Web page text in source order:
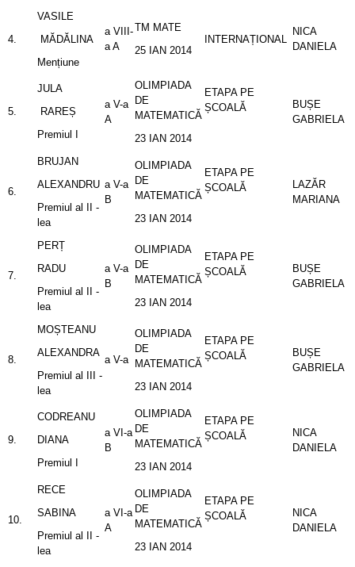
4.
VASILE
MĂDĂLINA
Mențiune
a VIII-
a A
TM MATE
25 IAN 2014
INTERNAȚIONAL
NICA
DANIELA
5.
JULA
RAREȘ
Premiul I
a V-a
A
OLIMPIADA
DE
MATEMATICĂ
23 IAN 2014
ETAPA PE
ȘCOALĂ
BUȘE
GABRIELA
6.
BRUJAN
ALEXANDRU
Premiul al II -
lea
a V-a
B
OLIMPIADA
DE
MATEMATICĂ
23 IAN 2014
ETAPA PE
ȘCOALĂ
LAZĂR
MARIANA
7.
PERȚ
RADU
Premiul al II -
lea
a V-a
B
OLIMPIADA
DE
MATEMATICĂ
23 IAN 2014
ETAPA PE
ȘCOALĂ
BUȘE
GABRIELA
8.
MOȘTEANU
ALEXANDRA
Premiul al III -
lea
a V-a
OLIMPIADA
DE
MATEMATICĂ
23 IAN 2014
ETAPA PE
ȘCOALĂ
BUȘE
GABRIELA
9.
CODREANU
DIANA
Premiul I
a VI-a
B
OLIMPIADA
DE
MATEMATICĂ
23 IAN 2014
ETAPA PE
ȘCOALĂ
NICA
DANIELA
10.
RECE
SABINA
Premiul al II -
lea
a VI-a
A
OLIMPIADA
DE
MATEMATICĂ
23 IAN 2014
ETAPA PE
ȘCOALĂ
NICA
DANIELA